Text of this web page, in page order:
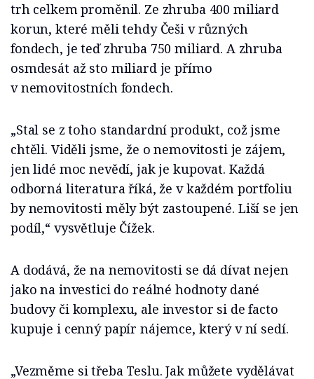
trh celkem proměnil. Ze zhruba 400 miliard
korun, které měli tehdy Češi v různých
fondech, je teď zhruba 750 miliard. A zhruba
osmdesát až sto miliard je přímo
v nemovitostních fondech.
„Stal se z toho standardní produkt, což jsme
chtěli. Viděli jsme, že o nemovitosti je zájem,
jen lidé moc nevědí, jak je kupovat. Každá
odborná literatura říká, že v každém portfoliu
by nemovitosti měly být zastoupené. Liší se jen
podíl,“ vysvětluje Čížek.
A dodává, že na nemovitosti se dá dívat nejen
jako na investici do reálné hodnoty dané
budovy či komplexu, ale investor si de facto
kupuje i cenný papír nájemce, který v ní sedí.
„Vezměme si třeba Teslu. Jak můžete vydělávat